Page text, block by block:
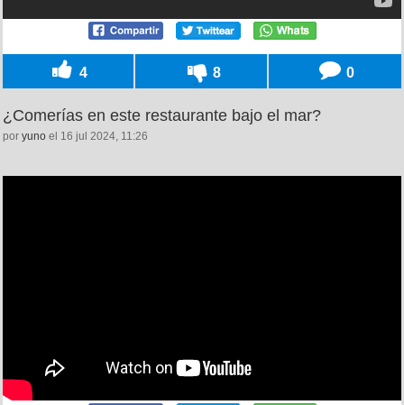
4 8 0
¿Comerías en este restaurante bajo el mar?
por yuno el 16 jul 2024, 11:26